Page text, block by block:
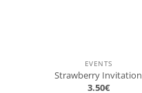
EVENTS
Strawberry Invitation
3.50€